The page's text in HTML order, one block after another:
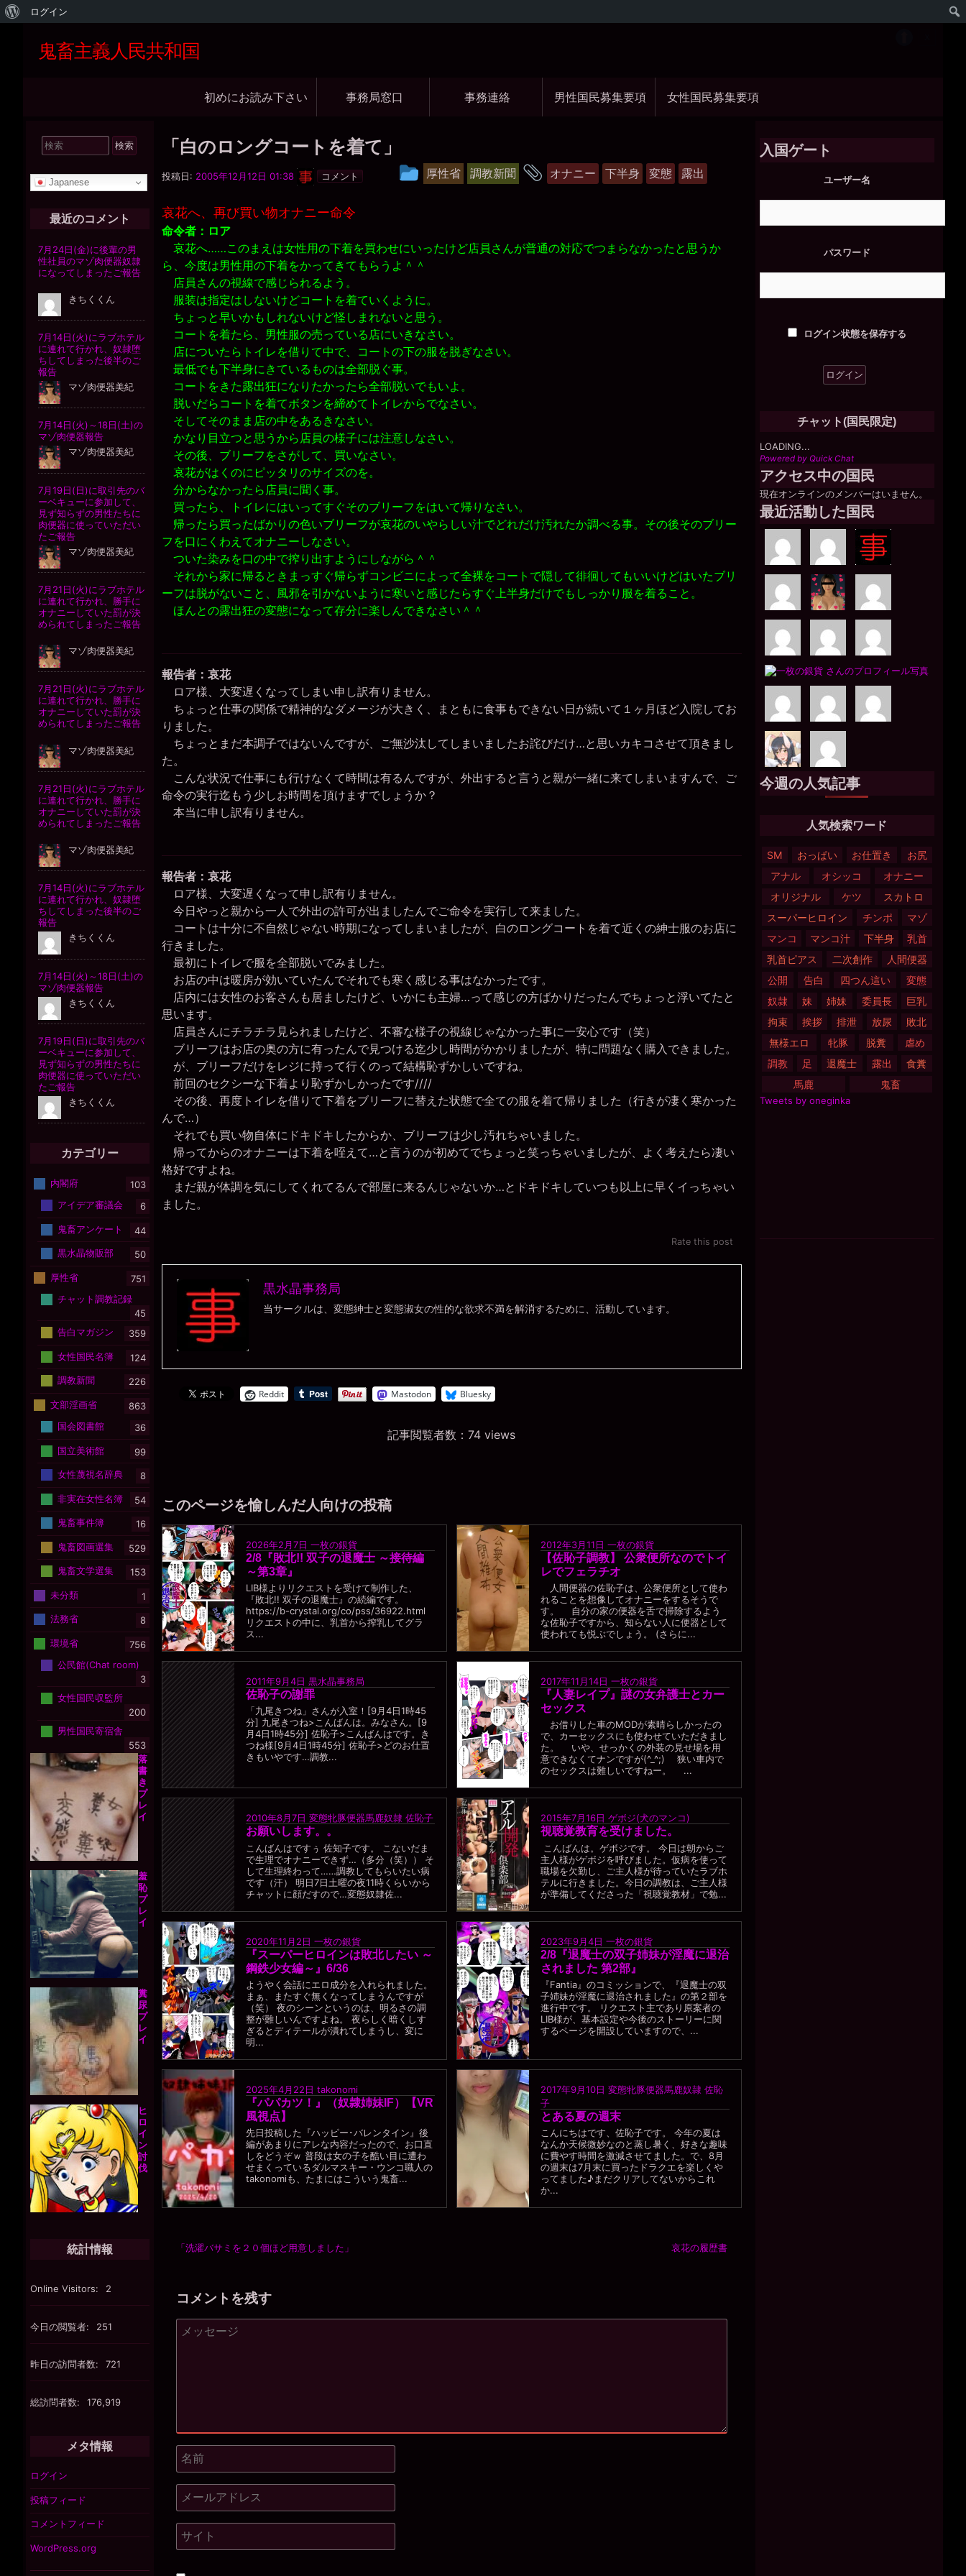
WordPress
ログイン
へ
鬼畜主義人民共和国
ビ
ゲ
ョ
ン
初めにお読み下さい 事務局窓口 事務連絡 男性国民募集要項 女性国民募集要項
「白のロングコートを着て」
投稿日: 2005年12月12日 01:38
晶
務
コメント
投
ー
厚性省 調教新聞
タ
オナニー 下半身 変態 露出
哀花へ、再び買い物オナニー命令
命令者：ロア
哀花へ……このまえは女性用の下着を買わせにいったけど店員さんが普通の対応でつまらなかったと思うか
ら、今度は男性用の下着をかってきてもらうよ＾＾
店員さんの視線で感じられるよう。
服装は指定はしないけどコートを着ていくように。
ちょっと早いかもしれないけど怪しまれないと思う。
コートを着たら、男性服の売っている店にいきなさい。
店についたらトイレを借りて中で、コートの下の服を脱ぎなさい。
最低でも下半身にきているものは全部脱ぐ事。
コートをきた露出狂になりたかったら全部脱いでもいよ。
脱いだらコートを着てボタンを締めてトイレからでなさい。
そしてそのまま店の中をあるきなさい。
かなり目立つと思うから店員の様子には注意しなさい。
その後、ブリーフをさがして、買いなさい。
哀花がはくのにピッタリのサイズのを。
分からなかったら店員に聞く事。
買ったら、トイレにはいってすぐそのブリーフをはいて帰りなさい。
帰ったら買ったばかりの色いブリーフが哀花のいやらしい汁でどれだけ汚れたか調べる事。その後そのブリー
フを口にくわえてオナニーしなさい。
ついた染みを口の中で搾り出すようにしながら＾＾
それから家に帰るときまっすぐ帰らずコンビニによって全裸をコートで隠して徘徊してもいいけどはいたブリ
ーフは脱がないこと、風邪を引かないように寒いと感じたらすぐ上半身だけでもしっかり服を着ること。
ほんとの露出狂の変態になって存分に楽しんできなさい＾＾
報告者：哀花
ロア様、大変遅くなってしまい申し訳有りません。
ちょっと仕事の関係で精神的なダメージが大きく、まともに食事もできない日が続いて１ヶ月ほど入院してお
りました。
ちょっとまだ本調子ではないんですが、ご無沙汰してしまいましたお詫びだけ…と思いカキコさせて頂きまし
た。
こんな状況で仕事にも行けなくて時間は有るんですが、外出すると言うと親が一緒に来てしまいますんで、ご
命令の実行迄もう少しお時間を頂けますでしょうか？
本当に申し訳有りません。
報告者：哀花
ロア様、大変遅くなって申し訳有りません。
今日やっと親から一人で外出の許可が出ましたんでご命令を実行して来ました。
コートは十分に不自然じゃない時期になってしまいましたが、白のロングコートを着て近くの紳士服のお店に
行きました。
最初にトイレで服を全部脱いでみました。
お店の中は暖房が効いていたんでそれでも寒く感じる事はなかったです。
店内には女性のお客さんも居ましたけど、いかにも主婦…って感じの方ばかりだったんでちょっと浮いてたと
思います。
店員さんにチラチラ見られましたけど、不審な様子の視線じゃなかった事に一安心です（笑）
ブリーフはお店の奥の方に有ったんで見つける迄少し時間がかかりましたが、特に問題なく購入できました。
が、ブリーフだけをレジに持って行くのって結構恥ずかしいですね。
前回のセクシーな下着より恥ずかしかったです////
その後、再度トイレを借りて下着をブリーフに替えた状態で全ての服を着て帰りました（行きが凄く寒かった
んで…）
それでも買い物自体にドキドキしたからか、ブリーフは少し汚れちゃいました。
帰ってからのオナニーは下着を咥えて…と言うのが初めてでちょっと笑っちゃいましたが、よく考えたら凄い
格好ですよね。
まだ親が体調を気にしてくれてるんで部屋に来るんじゃないか…とドキドキしていつも以上に早くイっちゃい
ました。
Rate this post
黒水晶事務局
当サークルは、変態紳士と変態淑女の性的な欲求不満を解消するために、活動しています。
Reddit Mastodon Bluesky
記事閲覧者数：74 views
このページを愉しんだ人向けの投稿
2026年2月7日 一枚の銀貨
2/8『敗北!! 双子の退魔士 ～接待編
～第3章』
LIB様よりリクエストを受けて制作した、
『敗北!! 双子の退魔士』の続編です。
https://b-crystal.org/co/pss/36922.html
リクエストの中に、乳首から搾乳してグラ
ス...
2012年3月11日 一枚の銀貨
【佐恥子調教】 公衆便所なのでトイ
レでフェラチオ
人間便器の佐恥子は、公衆便所として使わ
れることを想像してオナニーをするそうで
す。 自分の家の便器を舌で掃除するよう
な佐恥子ですから、知らない人に便器として
使われても悦ぶでしょう。 (さらに...
2011年9月4日 黒水晶事務局
佐恥子の謝罪
「九尾きつね」さんが入室！[9月4日1時45
分] 九尾きつね>こんばんは。みなさん。[9
月4日1時45分] 佐恥子>こんばんはです。き
つね様[9月4日1時45分] 佐恥子>どのお仕置
きもいやです…調教...
2017年11月14日 一枚の銀貨
『人妻レイプ』謎の女弁護士とカー
セックス
お借りした車のMODが素晴らしかったの
で、カーセックスにも使わせていただきまし
た。 いや、せっかくの外装の見せ場を用
意できなくてナンですが(^_^;) 狭い車内で
のセックスは難しいですねー。 ...
2010年8月7日 変態牝豚便器馬鹿奴隷 佐恥子
お願いします。。
こんばんはですぅ 佐知子です。 こないだま
で生理でオナニーできず…（多分（笑）） そ
して生理終わって……調教してもらいたい病
です（汗） 明日7日土曜の夜11時くらいから
チャットに顔だすので…変態奴隷佐...
2015年7月16日 ゲボジ(犬のマンコ)
視聴覚教育を受けました。
こんばんは。ゲボジです。 今日は朝からご
主人様がゲボジを呼びました。仮病を使って
職場を欠勤し、ご主人様が待っていたラブホ
テルに行きました。今日の調教は、ご主人様
が準備してくださった「視聴覚教材」で勉...
2020年11月2日 一枚の銀貨
『スーパーヒロインは敗北したい ～
鋼鉄少女編～』6/36
ようやく会話にエロ成分を入れられました。
まぁ、またすぐ無くなってしまうんですが
（笑） 夜のシーンというのは、明るさの調
整が難しいんですよね。 夜らしく暗くしす
ぎるとディテールが潰れてしまうし、変に
明...
2023年9月4日 一枚の銀貨
2/8『退魔士の双子姉妹が淫魔に退治
されました 第2部』
『Fantia』のコミッションで、『退魔士の双
子姉妹が淫魔に退治されました』の第２部を
進行中です。 リクエスト主であり原案者の
LIB様が、基本設定や今後のストーリーに関
するページを開設していますので、...
2025年4月22日 takonomi
『パパカツ！』（奴隷姉妹IF）【VR
風視点】
先日投稿した『ハッピー･バレンタイン』後
編があまりにアレな内容だったので、お口直
しをどうぞｗ 普段は女の子を酷い目に遭わ
せまくっているダルマスキー・ウンコ職人の
takonomiも、たまにはこういう鬼畜...
2017年9月10日 変態牝豚便器馬鹿奴隷 佐恥
子
とある夏の週末
こんにちはです、佐恥子です。 今年の夏は
なんか天候微妙なのと蒸し暑く、好きな趣味
に費やす時間を激減させてました。で、8月
の週末は7月末に買ったドラクエを楽しくや
ってました♪まだクリアしてないからこれ
か...
「洗濯バサミを２０個ほど用意しました」 哀花の履歴書
コメントを残す
入国ゲート
ユーザー名
パスワード
ログイン状態を保存する
チャット(国民限定)
LOADING...
Powered by Quick Chat
アクセス中の国民
現在オンラインのメンバーはいません。
最近活動した国民
今週の人気記事
人気検索ワード
SM おっぱい お仕置き
お尻
アナル
オシッコ
オナニー
オリジナル
ケツ
スカトロ
スーパーヒロイン
チンポ
マゾ
マンコ
マンコ汁 下半身
乳首
乳首ピアス
二次創作
人間便器
公開
告白 四つん這い
変態
奴隷
妹 姉妹 委員長
巨乳
拘束
挨拶 排泄 放尿
敗北
無様エロ
牝豚 脱糞
虐め
調教
足 退魔士 露出
食糞
馬鹿
鬼畜
Tweets by oneginka
検
索
象:Japanese
最近のコメント
カテゴリー
内閣府
103
アイデア審議会
6
鬼畜アンケート
44
黒水晶物販部
50
厚性省
751
チャット調教記録
45
告白マガジン
359
女性国民名簿
124
調教新聞
226
文部淫画省
863
国会図書館
36
国立美術館
99
女性蔑視名辞典
8
非実在女性名簿
54
鬼畜事件簿
16
鬼畜図画選集
529
鬼畜文学選集
153
未分類
1
法務省
8
環境省
756
公民館(Chat room)
3
女性国民収監所
200
男性国民寄宿舎
553
落
書
き
プ
レ
イ
羞
恥
プ
レ
イ
糞
尿
プ
レ
イ
ヒ
ロ
イ
ン
討
伐
統計情報
Online Visitors: 2
今日の閲覧者: 251
昨日の訪問者数: 721
総訪問者数: 176,919
メタ情報
ログイン
投稿フィード
コメントフィード
WordPress.org